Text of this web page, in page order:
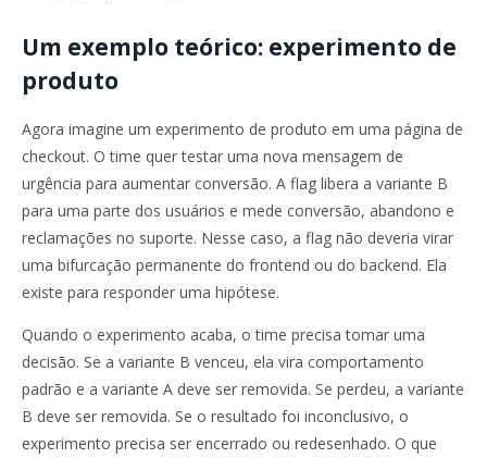
Um exemplo teórico: experimento de
produto
Agora imagine um experimento de produto em uma página de
checkout. O time quer testar uma nova mensagem de
urgência para aumentar conversão. A flag libera a variante B
para uma parte dos usuários e mede conversão, abandono e
reclamações no suporte. Nesse caso, a flag não deveria virar
uma bifurcação permanente do frontend ou do backend. Ela
existe para responder uma hipótese.
Quando o experimento acaba, o time precisa tomar uma
decisão. Se a variante B venceu, ela vira comportamento
padrão e a variante A deve ser removida. Se perdeu, a variante
B deve ser removida. Se o resultado foi inconclusivo, o
experimento precisa ser encerrado ou redesenhado. O que